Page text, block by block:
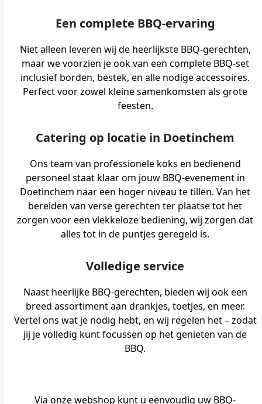
Een complete BBQ-ervaring
Niet alleen leveren wij de heerlijkste BBQ-gerechten,
maar we voorzien je ook van een complete BBQ-set
inclusief borden, bestek, en alle nodige accessoires.
Perfect voor zowel kleine samenkomsten als grote
feesten.
Catering op locatie in Doetinchem
Ons team van professionele koks en bedienend
personeel staat klaar om jouw BBQ-evenement in
Doetinchem naar een hoger niveau te tillen. Van het
bereiden van verse gerechten ter plaatse tot het
zorgen voor een vlekkeloze bediening, wij zorgen dat
alles tot in de puntjes geregeld is.
Volledige service
Naast heerlijke BBQ-gerechten, bieden wij ook een
breed assortiment aan drankjes, toetjes, en meer.
Vertel ons wat je nodig hebt, en wij regelen het – zodat
jij je volledig kunt focussen op het genieten van de
BBQ.
Via onze webshop kunt u eenvoudig uw BBQ-